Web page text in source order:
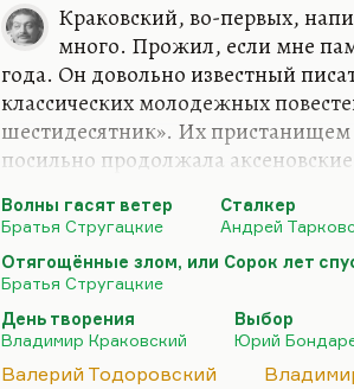
Краковский, во-первых,
много. Прожил, если мне
года. Он довольно известный
классических молодежных
шестидесятник». Их пристанищем
посильно продолжала
молодежная, очень стебная
Было несколько повестей для
написал «День творения» – роман,
крамолу, сколько за формальную
звездюлей в советской прессе. Но
Перестройка. Краковский во
Волны гасят ветер
Братья Стругацкие
Сталкер
Андрей
Отягощённые злом, или Сорок лет
Братья Стругацкие
День творения
Владимир Краковский
Выбор
Юрий
Валерий Тодоровский